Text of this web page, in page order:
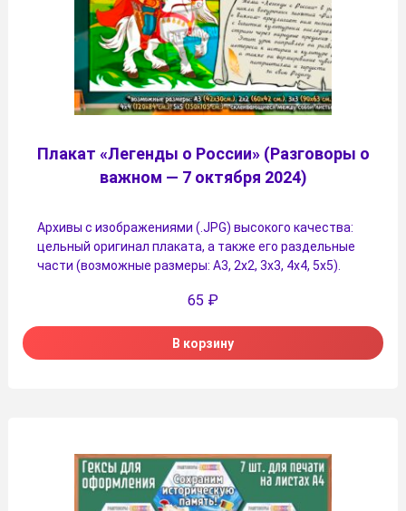
Плакат «Легенды о России» (Разговоры о
важном — 7 октября 2024)
Архивы с изображениями (.JPG) высокого качества:
цельный оригинал плаката, а также его раздельные
части (возможные размеры: А3, 2х2, 3х3, 4х4, 5х5).
65 ₽
В корзину